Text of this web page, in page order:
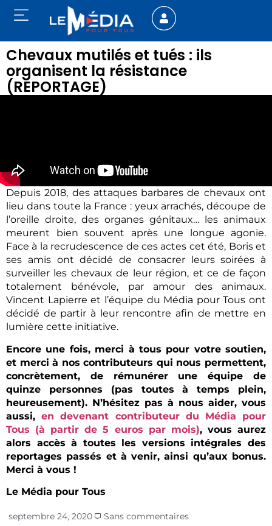
Chevaux mutilés et tués : ils
organisent la résistance
(REPORTAGE)
Depuis 2018, des attaques barbares de chevaux ont
lieu dans toute la France : yeux arrachés, découpe de
l’oreille droite, des organes génitaux… les animaux
meurent bien souvent après une longue agonie.
Face à la recrudescence de ces actes cet été, Boris et
ses amis ont décidé de consacrer leurs soirées à
surveiller les chevaux de leur région, et ce de façon
totalement bénévole, par amour des animaux.
Vincent Lapierre et l’équipe du Média pour Tous ont
décidé de partir à leur rencontre afin de mettre en
lumière cette initiative.
Encore une fois, merci à tous pour votre soutien,
et merci à nos contributeurs qui nous permettent,
concrètement, de rémunérer une équipe de
quinze personnes (pas toutes à temps plein,
heureusement). N’hésitez pas à nous aider, vous
aussi,en devenant contributeur du Média pour
Tous (à partir de 5 euros par mois), vous aurez
alors accès à toutes les versions intégrales des
reportages passés et à venir, ainsi qu’aux bonus.
Merci à vous !
Le Média pour Tous
septembre 24, 2020 Sans commentaires